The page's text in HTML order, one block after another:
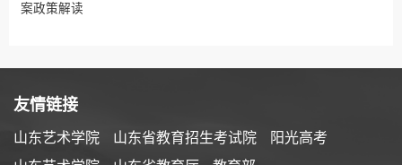
案政策解读
友情链接
山东艺术学院 山东省教育招生考试院
阳光高考